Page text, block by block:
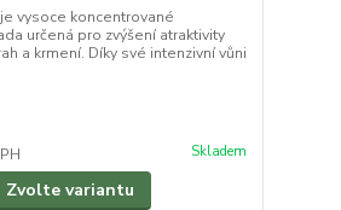
vysoce koncentrované
určená pro zvýšení atraktivity
a krmení. Díky své intenzivní vůni
Skladem
Zvolte variantu